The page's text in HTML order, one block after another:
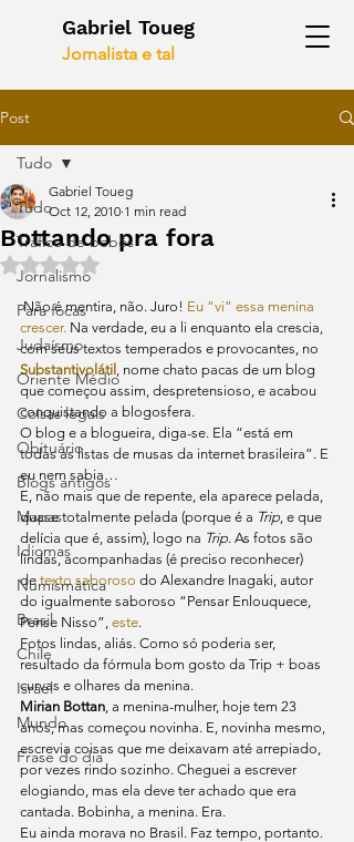
Gabriel Toueg
Jornalista e tal
Post
Tudo
Tráfico de bebês
Jornalismo
Para focas
Judaísmo
Oriente Médio
Coisas legais
Obituário
Blogs antigos
Mapas
Idiomas
Numismática
Brasil
Chile
Israel
Mundo
Frase do dia
Tudo
Bottando pra fora
Gabriel Toueg
Oct 12, 2010 1 min read
Rated NaN out of 5 stars.
Não é mentira, não. Juro! Eu “vi” essa menina
crescer. Na verdade, eu a li enquanto ela crescia,
com seus textos temperados e provocantes, no
Substantivolátil , nome chato pacas de um blog
que começou assim, despretensioso, e acabou
conquistando a blogosfera.
O blog e a blogueira, diga-se. Ela “está em
todas as listas de musas da internet brasileira”. E
eu nem sabia…
E, não mais que de repente, ela aparece pelada,
quase totalmente pelada (porque é a Trip, e que
delícia que é, assim), logo na Trip. As fotos são
lindas, acompanhadas (é preciso reconhecer)
de texto saboroso do Alexandre Inagaki, autor
do igualmente saboroso “Pensar Enlouquece,
Pense Nisso”, este.
Fotos lindas, aliás. Como só poderia ser,
resultado da fórmula bom gosto da Trip + boas
curvas e olhares da menina.
Mirian Bottan, a menina-mulher, hoje tem 23
anos, mas começou novinha. E, novinha mesmo,
escrevia coisas que me deixavam até arrepiado,
por vezes rindo sozinho. Cheguei a escrever
elogiando, mas ela deve ter achado que era
cantada. Bobinha, a menina. Era.
Eu ainda morava no Brasil. Faz tempo, portanto.